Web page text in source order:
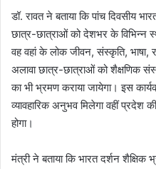
डॉ. रावत ने बताया कि पांच दिवसीय
छात्र-छात्राओं को देशभर के विभिन्न
वह वहां के लोक जीवन, संस्कृति, भाषा,
अलावा छात्र-छात्राओं को शैक्षणिक
का भी भ्रमण कराया जायेगा। इस
व्यावहारिक अनुभव मिलेगा वहीं प्रदेश
होगा।
मंत्री ने बताया कि भारत दर्शन